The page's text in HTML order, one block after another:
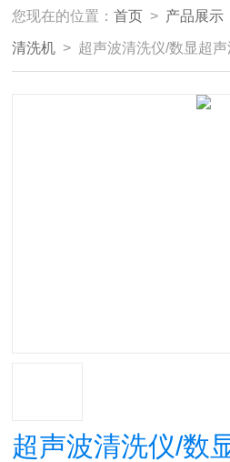
您现在的位置：首页 > 产品展示
清洗机 > 超声波清洗仪/数显超
超声波清洗仪/数